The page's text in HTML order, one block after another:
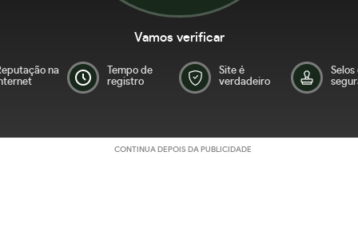
Vamos verificar
na
Tempo de
registro
Site é
verdadeiro
Selos
CONTINUA DEPOIS DA PUBLICIDADE